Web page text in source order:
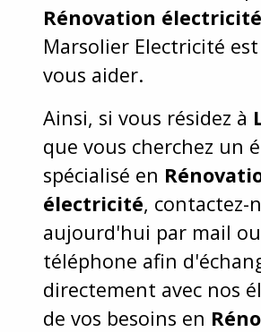
Rénovation électricité
Marsolier Electricité
vous aider.
Ainsi, si vous résidez à
que vous cherchez un
spécialisé en
électricité, contactez-
aujourd'hui par mail
téléphone afin
directement avec nos
de vos besoins en